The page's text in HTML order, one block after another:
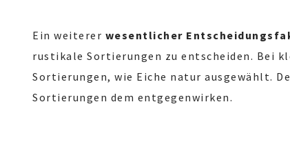
Ein weiterer wesentlicher
rustikale Sortierungen zu entscheiden. Bei
Sortierungen, wie Eiche natur ausgewählt.
Sortierungen dem entgegenwirken.